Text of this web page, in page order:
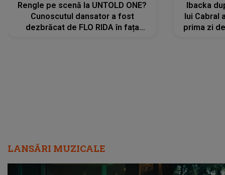
Rengle pe scenă la UNTOLD ONE?
Cunoscutul dansator a fost
dezbrăcat de FLO RIDA în fața
Ibacka
lui Cabral
prima zi
LANSĂRI MUZICALE